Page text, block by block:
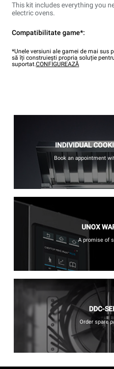
This kit includes everything you
electric ovens.
Compatibilitate game*:
*Unele versiuni ale gamei de mai sus
să îți construiești propria soluție
suportat.CONFIGUREAZĂ
INDIVIDUAL
Book an appointment
UNOX
A promise of
DDC-
Order spare